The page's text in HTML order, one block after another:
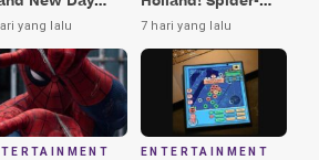
Nomor 3
yang lalu
Man: Brand New
Terbaik Era MCU
7 hari yang lalu
ENTERTAINMENT